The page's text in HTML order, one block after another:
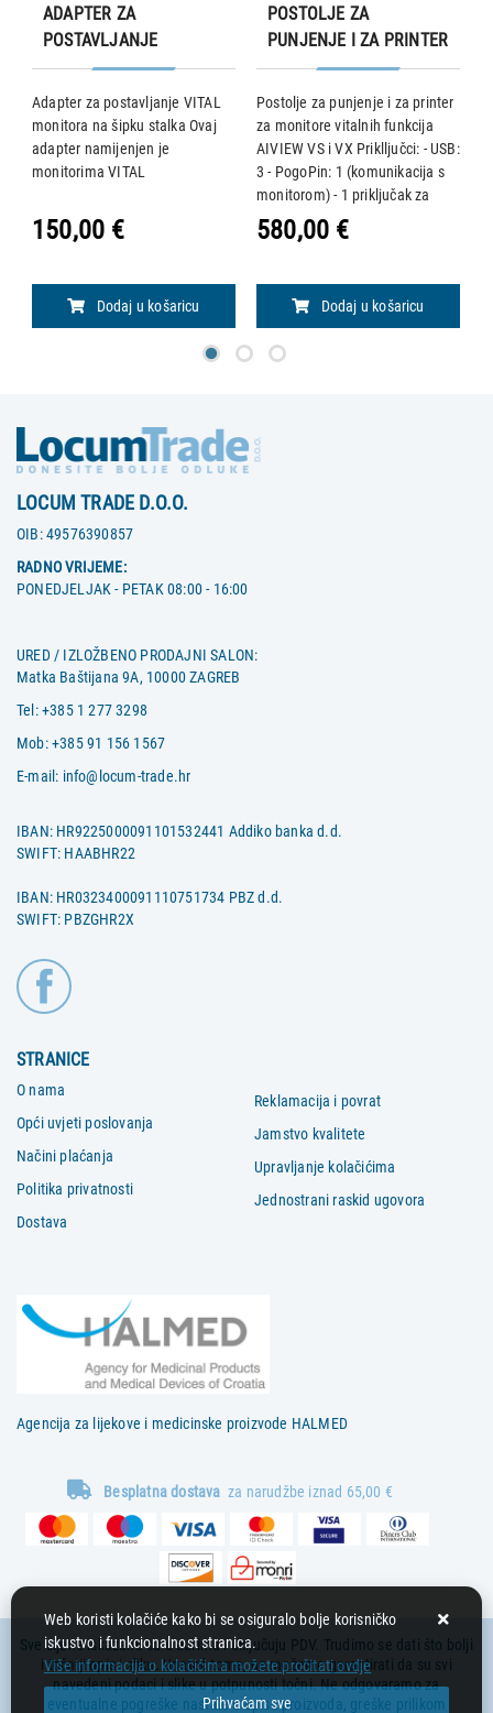
ADAPTER ZA
POSTAVLJANJE
MONITORA NA STALAK
ZA INFUZIJU
Adapter za postavljanje VITAL
monitora na šipku stalka Ovaj
adapter namijenjen je
monitorima VITAL
150,00 €
Dodaj u košaricu
POSTOLJE ZA
PUNJENJE I ZA PRINTER
ZA AIVIEW VS I VX
MONITOR TABLET
Postolje za punjenje i za printer
za monitore vitalnih funkcija
AIVIEW VS i VX Priklljučci: - USB:
3 - PogoPin: 1 (komunikacija s
monitorom) - 1 priključak za
sondu za temperaturu
NAPOMENA: POSTOLJE JE
UREĐAJE AIVIEW VS
580,00 €
Dodaj u košaricu
LOCUM TRADE D.O.O.
OIB:49576390857
RADNO VRIJEME:
PONEDJELJAK - PETAK 08:00 - 16:00
URED / IZLOŽBENO PRODAJNI SALON:
Matka Baštijana 9A, 10000 ZAGREB
Tel:+385 1 277 3298
Mob:+385 91 156 1567
E-mail: info@locum-trade.hr
IBAN: HR9225000091101532441 Addiko banka d.d.
SWIFT: HAABHR22
IBAN: HR0323400091110751734 PBZ d.d.
SWIFT: PBZGHR2X
STRANICE
O nama
Opći uvjeti poslovanja
Načini plaćanja
Politika privatnosti
Dostava
Reklamacija i povrat
Jamstvo kvalitete
Upravljanje kolačićima
Jednostrani raskid ugovora
Agencija za lijekove i medicinske proizvode HALMED
Besplatna dostava za narudžbe iznad 65,00 €
Sve cijene iskazane su u eurima i uključuju PDV. Trudimo se dati što bolji
i točniji opis i sliku. Unatoč tome, ne možemo garantirati da su svi
navedeni podaci i slike u potpunosti točni. Ne odgovaramo za
eventualne pogreške nastale u opisu proizvoda, greške prilikom
Web koristi kolačiće kako bi se osiguralo bolje korisničko
iskustvo i funkcionalnost stranica.
Više informacija o kolačićima možete pročitati ovdje
Prihvaćam sve